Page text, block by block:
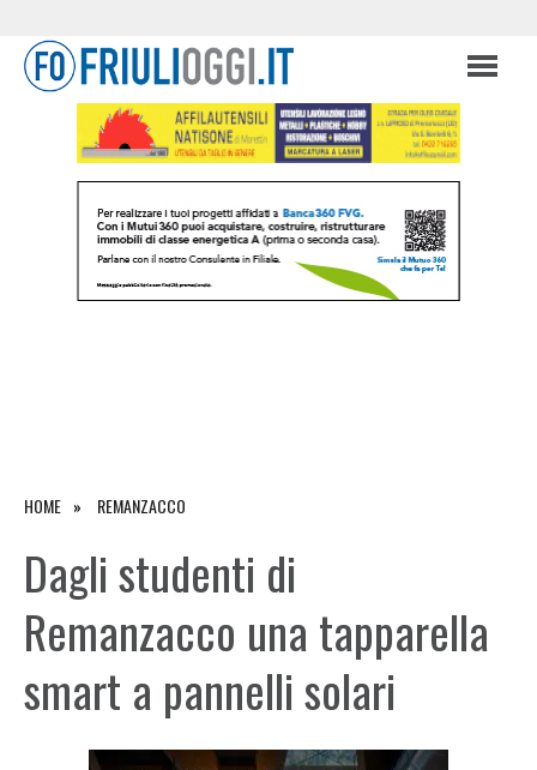
HOME REMANZACCO
Dagli studenti di
Remanzacco una tapparella
smart a pannelli solari